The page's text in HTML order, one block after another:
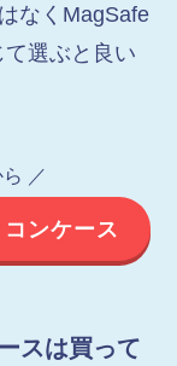
なくMagSafe
選ぶと良い
／
ンケース
スは買って